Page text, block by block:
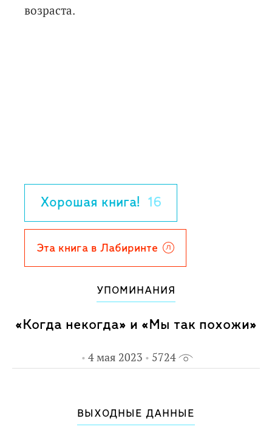
возраста.
Хорошая книга! 16
Эта книга в Лабиринте
УПОМИНАНИЯ
«Когда некогда» и «Мы так похожи»
4 мая 2023 5724
ВЫХОДНЫЕ ДАННЫЕ